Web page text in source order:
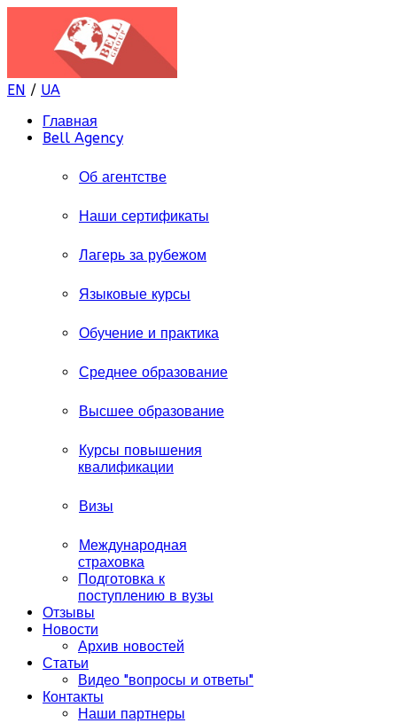
EN / UA
Главная
Bell Agency
Об агентстве
Наши сертификаты
Лагерь за рубежом
Языковые курсы
Обучение и практика
Среднее образование
Высшее образование
Курсы повышения
квалификации
Визы
Международная
страховка
Подготовка к
поступлению в вузы
Отзывы
Новости
Архив новостей
Статьи
Видео "вопросы и ответы"
Контакты
Наши партнеры